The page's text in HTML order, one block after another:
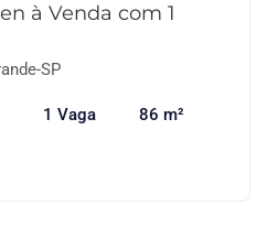
à Venda com 1
SP
1 Vaga 86 m²